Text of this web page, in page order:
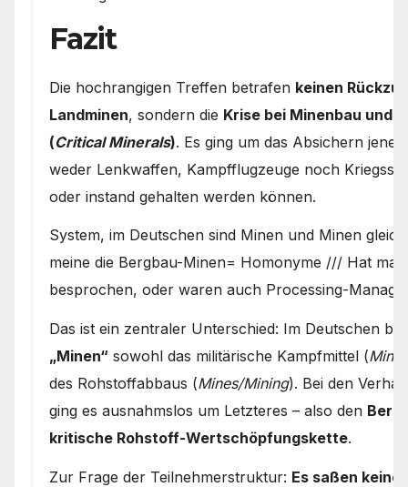
Fazit
Die hochrangigen Treffen betrafen keinen
Landminen, sondern die Krise bei Minenbau und
(Critical Minerals). Es ging um das Absichern
weder Lenkwaffen, Kampfflugzeuge noch
oder instand gehalten werden können.
System, im Deutschen sind Minen und Minen
meine die Bergbau-Minen= Homonyme /// Hat
besprochen, oder waren auch Processing-
Das ist ein zentraler Unterschied: Im Deutschen
„Minen“ sowohl das militärische Kampfmittel (Mines
des Rohstoffabbaus (Mines/Mining). Bei den
ging es ausnahmslos um Letzteres – also den
kritische Rohstoff-Wertschöpfungskette.
Zur Frage der Teilnehmerstruktur: Es saßen